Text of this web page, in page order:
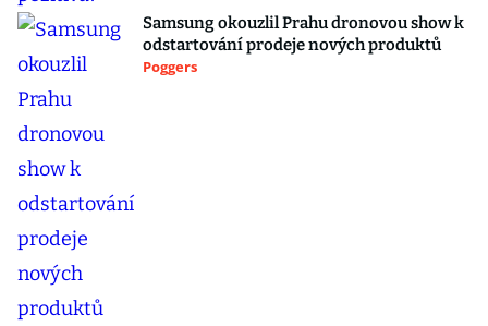
Samsung okouzlil Prahu dronovou show k
odstartování prodeje nových produktů
Poggers